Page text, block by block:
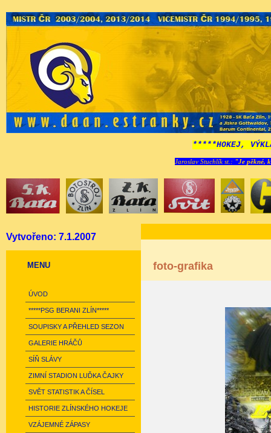
*****HOKEJ,
Jaroslav Stuchlík st.: "Je pěkné,
Vytvořeno: 7.1.2007
MENU
ÚVOD
*****PSG BERANI ZLÍN*****
SOUPISKY A PŘEHLED SEZON
GALERIE HRÁČŮ
SÍŇ SLÁVY
ZIMNÍ STADION LUĎKA ČAJKY
SVĚT STATISTIK A ČÍSEL
HISTORIE ZLÍNSKÉHO HOKEJE
VZÁJEMNÉ ZÁPASY
foto-grafika